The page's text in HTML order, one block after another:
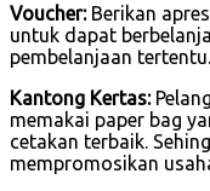
Voucher:Berikan
untuk dapat
pembelanjaan tertentu.
Kantong Kertas:
memakai paper bag
cetakan terbaik.
mempromosikan